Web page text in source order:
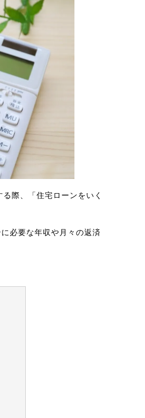
際、「住宅ローンをいく
必要な年収や月々の返済